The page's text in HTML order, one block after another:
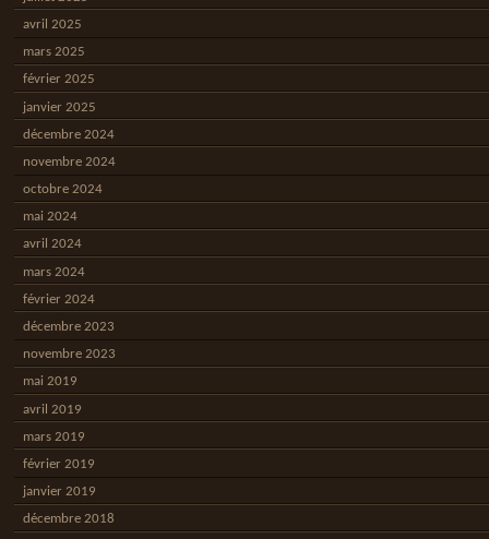
avril 2025
mars 2025
février 2025
janvier 2025
décembre 2024
novembre 2024
octobre 2024
mai 2024
avril 2024
mars 2024
février 2024
décembre 2023
novembre 2023
mai 2019
avril 2019
mars 2019
février 2019
janvier 2019
décembre 2018